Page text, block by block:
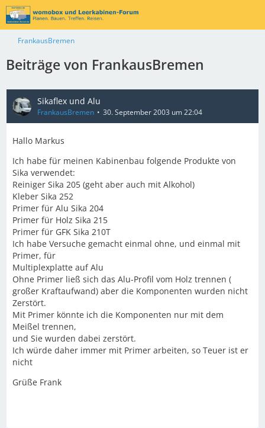
FrankausBremen
Beiträge von FrankausBremen
Sikaflex und Alu
FrankausBremen 30. September 2003 um 22:04
Hallo Markus
Ich habe für meinen Kabinenbau folgende Produkte von
Sika verwendet:
Reiniger Sika 205 (geht aber auch mit Alkohol)
Kleber Sika 252
Primer für Alu Sika 204
Primer für Holz Sika 215
Primer für GFK Sika 210T
Ich habe Versuche gemacht einmal ohne, und einmal mit
Primer, für
Multiplexplatte auf Alu
Ohne Primer ließ sich das Alu-Profil vom Holz trennen (
großer Kraftaufwand) aber die Komponenten wurden nicht
Zerstört.
Mit Primer könnte ich die Komponenten nur mit dem
Meißel trennen,
und Sie wurden dabei zerstört.
Ich würde daher immer mit Primer arbeiten, so Teuer ist er
nicht
Grüße Frank